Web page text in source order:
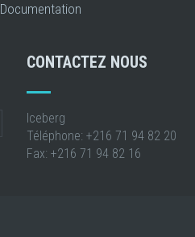
Documentation
CONTACTEZ NOUS
Iceberg
Téléphone: +216 71 94 82 20
Fax: +216 71 94 82 16